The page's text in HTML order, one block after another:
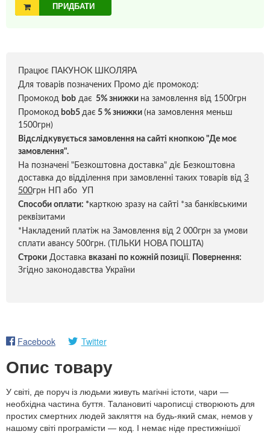
ПРИДБАТИ
Працює ПАКУНОК ШКОЛЯРА
Для товарів позначених Промо діє промокод:
Промокод bob дає 5% знижки на замовлення від 1500грн
Промокод bob5 дає 5 % знижки (на замовлення меньш
1500грн)
Відслідкувується замовлення на сайті кнопкою "Де моє
замовлення".
На позначені "Безкоштовна доставка" діє Безкоштовна
доставка до відділення при замовленні таких товарів від 3
500грн НП або УП
Способи оплати: *карткою зразу на сайті *за банківськими
реквізитами
*Накладений платіж на Замовлення від 2 000грн за умови
сплати авансу 500грн. (ТІЛЬКИ НОВА ПОШТА)
Строки Доставка вказані по кожній позиції.
Повернення:
Згідно законодавства України
Facebook Twitter
Опис товару
У світі, де поруч із людьми живуть магічні істоти, чари —
необхідна частина буття. Талановиті чарописці створюють для
простих смертних людей закляття на будь-який смак, немов у
нашому світі програмісти — код. І немає ніде престижнішої